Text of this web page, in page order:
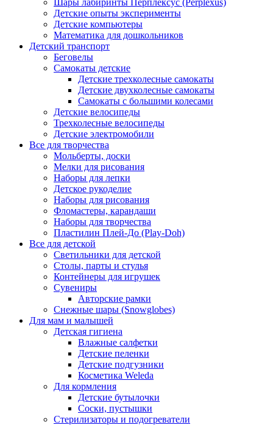
Шары лабиринты Перплексус (Perplexus)
Детские опыты эксперименты
Детские компьютеры
Математика для дошкольников
Детский транспорт
Беговелы
Самокаты детские
Детские трехколесные самокаты
Детские двухколесные самокаты
Самокаты с большими колесами
Детские велосипеды
Трехколесные велосипеды
Детские электромобили
Все для творчества
Мольберты, доски
Мелки для рисования
Наборы для лепки
Детское рукоделие
Наборы для рисования
Фломастеры, карандаши
Наборы для творчества
Пластилин Плей-До (Play-Doh)
Все для детской
Светильники для детской
Столы, парты и стулья
Контейнеры для игрушек
Сувениры
Авторские рамки
Снежные шары (Snowglobes)
Для мам и малышей
Детская гигиена
Влажные салфетки
Детские пеленки
Детские подгузники
Косметика Weleda
Для кормления
Детские бутылочки
Соски, пустышки
Стерилизаторы и подогреватели